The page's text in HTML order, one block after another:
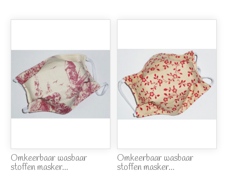
Omkeerbaar wasbaar
stoffen masker...
Omkeerbaar wasbaar
stoffen masker...